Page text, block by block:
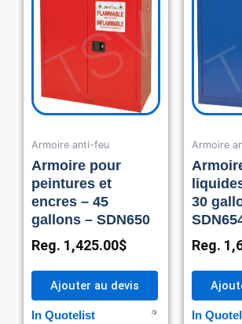
Armoire anti-feu
Armoire pour
peintures et
encres – 45
gallons – SDN650
Reg. 1,425.00$
Ajouter au devis
In Quotelist
Armoire
30
Reg.
In